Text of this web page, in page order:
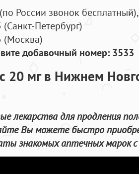
(по России звонок бесплатный),
(Санкт-Петербург)
(Москва)
добавочный номер: 3533
20 мг в Нижнем
лекарства для продления
Вы можете быстро
знакомых аптечных марок